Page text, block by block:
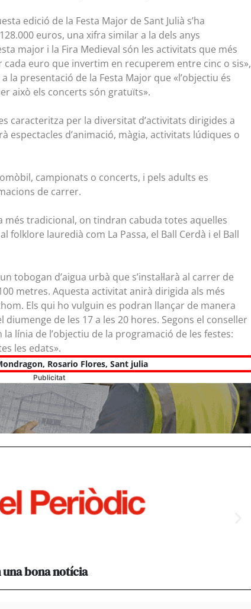
edició de la Festa Major de Sant Julià s’ha
euros, una xifra similar a la dels anys
major i la Fira Medieval són les activitats que més
euro que invertim en recuperem entre cinc o sis»,
la presentació de la Festa Major que «l’objectiu és
això els concerts són gratuïts».
caracteritza per la diversitat d’activitats dirigides a
espectacles d’animació, màgia, activitats lúdiques o
campionats o concerts, i pels adults es
de carrer.
més tradicional, on tindran cabuda totes aquelles
folklore lauredià com La Passa, el Ball Cerdà i el Ball
tobogan d’aigua urbà que s’instal·larà al carrer de
metres. Aquesta activitat anirà dirigida als més
Els qui ho vulguin es podran llançar de manera
de les 17 a les 20 hores. Segons el conseller
línia de l’objectiu de la programació de les festes:
les edats».
, Rosario Flores, Sant julia
Publicitat
bona notícia